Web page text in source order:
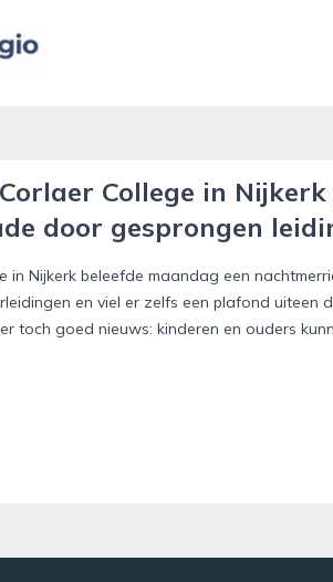
College in
door gesprongen
in Nijkerk beleefde maandag een
en viel er zelfs een plafond
toch goed nieuws: kinderen en ouders